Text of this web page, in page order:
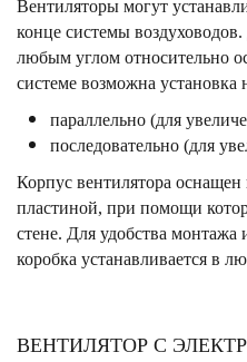
Вентиляторы могут
конце системы
любым углом относительно
системе возможна установка
параллельно (для
последовательно (для
Корпус вентилятора
пластиной, при помощи
стене. Для удобства
коробка устанавливается в
ВЕНТИЛЯТОР С